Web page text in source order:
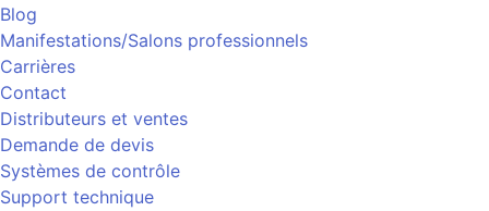
Blog
Manifestations/Salons professionnels
Carrières
Contact
Distributeurs et ventes
Demande de devis
Systèmes de contrôle
Support technique